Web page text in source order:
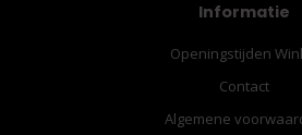
Informatie
Openingstijden
Contact
Algemene